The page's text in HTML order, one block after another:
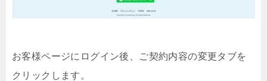
お客様ページにログイン後、ご契約内容の変更タブを
クリックします。